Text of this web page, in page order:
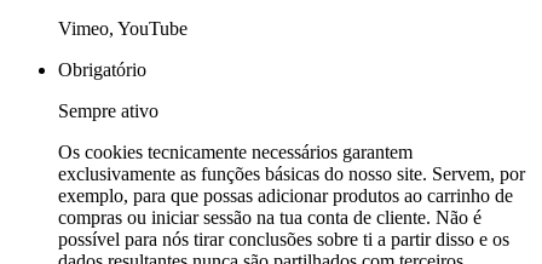
Vimeo, YouTube
Obrigatório
Sempre ativo
Os cookies tecnicamente necessários garantem
exclusivamente as funções básicas do nosso site. Servem, por
exemplo, para que possas adicionar produtos ao carrinho de
compras ou iniciar sessão na tua conta de cliente. Não é
possível para nós tirar conclusões sobre ti a partir disso e os